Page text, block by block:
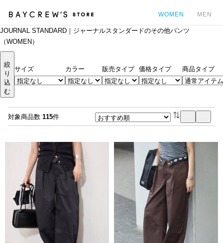
WOMEN MEN
JOURNAL STANDARD｜ジャーナルスタンダードのその他パンツ
（WOMEN）
絞
り
込
む
サイズ カラー 販売タイプ 価格タイプ 商品タイプ
対象商品数 115件